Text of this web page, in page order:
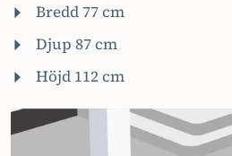
Bredd 77 cm
Djup 87 cm
Höjd 112 cm